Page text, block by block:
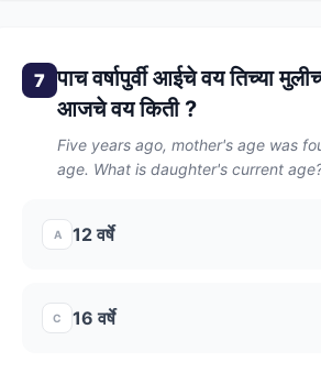
7 पाच वर्षापुर्वी आईचे वय तिच्या
आजचे वय किती ?
Five years ago, mother's age was
age. What is daughter's current
A 12 वर्षे
C 16 वर्षे